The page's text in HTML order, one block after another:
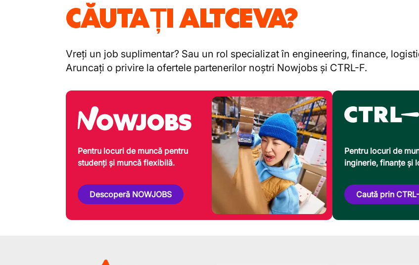
CĂUTAȚI ALTCEVA?
Vreți un job suplimentar? Sau un rol specializat în engineering, finance,
Aruncați o privire la ofertele partenerilor noștri Nowjobs și CTRL-F.
Pentru locuri de muncă pentru
studenți și muncă flexibilă.
Descoperă NOWJOBS
Pentru locuri de
inginerie, finanțe și
Caută prin